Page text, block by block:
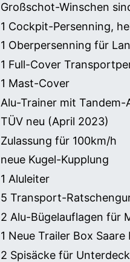
Großschot-Winschen
1 Cockpit-Persenning,
1 Oberpersenning für
1 Full-Cover
1 Mast-Cover
Alu-Trainer mit Tandem-
TÜV neu (April 2023)
Zulassung für 100km/h
neue Kugel-Kupplung
1 Aluleiter
5 Transport-
2 Alu-Bügelauflagen für
1 Neue Trailer Box
2 Spisäcke für